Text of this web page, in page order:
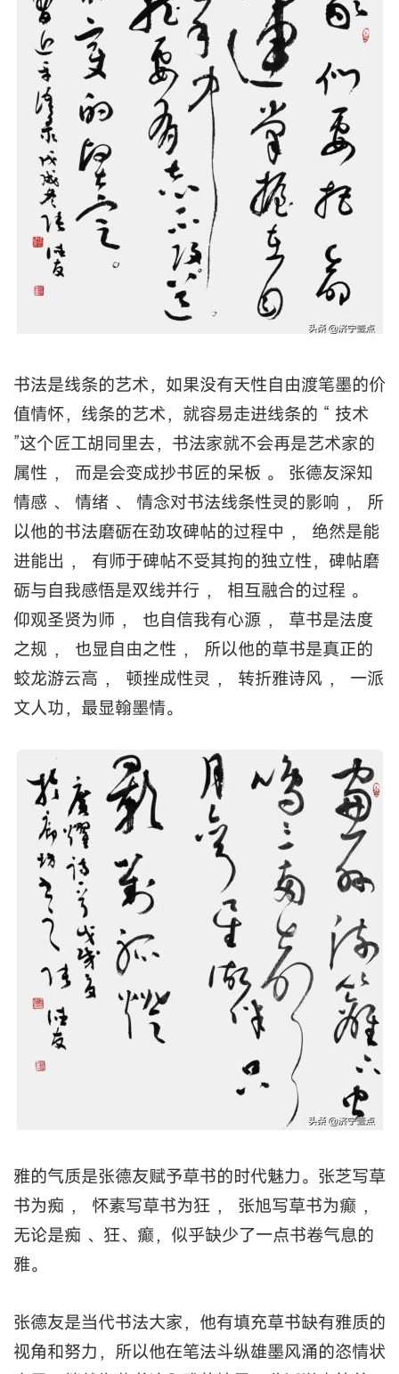
书法是线条的艺术，如果没有天性自由渡笔墨的价
值情怀，线条的艺术，就容易走进线条的 “ 技术
”这个匠工胡同里去，书法家就不会再是艺术家的
属性 ， 而是会变成抄书匠的呆板 。 张德友深知
情感 、 情绪 、 情念对书法线条性灵的影响 ， 所
以他的书法磨砺在劲攻碑帖的过程中 ， 绝然是能
进能出 ， 有师于碑帖不受其拘的独立性，碑帖磨
砺与自我感悟是双线并行 ， 相互融合的过程 。
仰观圣贤为师 ， 也自信我有心源 ， 草书是法度
之规 ， 也显自由之性 ， 所以他的草书是真正的
蛟龙游云高 ， 顿挫成性灵 ， 转折雅诗风 ， 一派
文人功，最显翰墨情。
雅的气质是张德友赋予草书的时代魅力。张芝写草
书为痴 ， 怀素写草书为狂 ， 张旭写草书为癫 ，
无论是痴 、狂、癫，似乎缺少了一点书卷气息的
雅。
张德友是当代书法大家，他有填充草书缺有雅质的
视角和努力，所以他在笔法斗纵雄墨风涌的恣情状